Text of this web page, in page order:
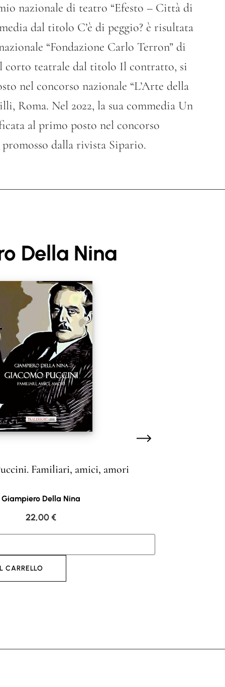
nazionale di teatro “Efesto – Città di
dal titolo C’è di peggio? è risultata
“Fondazione Carlo Terron” di
corto teatrale dal titolo Il contratto, si
nel concorso nazionale “L’Arte della
Roma. Nel 2022, la sua commedia Un
al primo posto nel concorso
dalla rivista Sipario.
Della Nina
Familiari, amici, amori
Giampiero Della Nina
22,00€
CARRELLO